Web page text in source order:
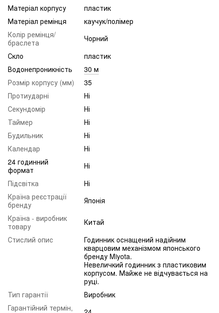
Матеріал корпусу
пластик
Матеріал ремінця
каучук/полімер
Колір ремінця/
браслета
Чорний
Скло
пластик
Водонепроникність
30 м
Розмір корпусу (мм)
35
Протиударні
Ні
Секундомір
Ні
Таймер
Ні
Будильник
Ні
Календар
Ні
24 годинний
формат
Ні
Підсвітка
Ні
Країна реєстрації
бренду
Японія
Країна - виробник
товару
Китай
Стислий опис
Годинник оснащений надійним
кварцовим механізмом японського
бренду Miyota.
Невеличкий годинник з пластиковим
корпусом. Майже не відчувається на
руці.
Тип гарантії
Виробник
Гарантійний термін,